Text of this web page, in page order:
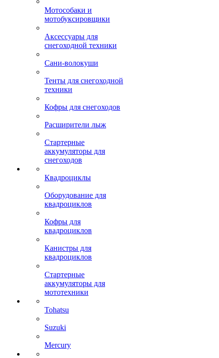
Мотособаки и
мотобуксировщики
Аксессуары для
снегоходной техники
Сани-волокуши
Тенты для снегоходной
техники
Кофры для снегоходов
Расширители лыж
Стартерные
аккумуляторы для
снегоходов
Квадроциклы
Оборудование для
квадроциклов
Кофры для
квадроциклов
Канистры для
квадроциклов
Стартерные
аккумуляторы для
мототехники
Tohatsu
Suzuki
Mercury